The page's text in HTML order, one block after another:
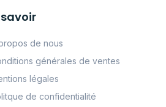
de nous
générales de ventes
légales
de confidentialité